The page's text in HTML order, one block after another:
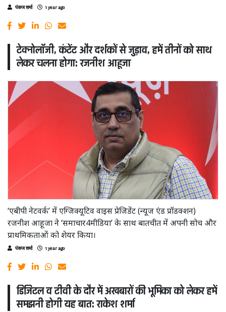
पंकज शर्मा 1 year ago
टेक्नोलॉजी, कंटेंट और दर्शकों से जुड़ाव, हमें तीनों को साथ
लेकर चलना होगा: रजनीश आहूजा
‘एबीपी नेटवर्क’ में एग्जिक्यूटिव वाइस प्रेजिडेंट (न्यूज एंड प्रॉडक्शन)
रजनीश आहूजा ने ‘समाचार4मीडिया’ के साथ बातचीत में अपनी सोच और
प्राथमिकताओं को शेयर किया।
पंकज शर्मा 1 year ago
डिजिटल व टीवी के दौर में अखबारों की भूमिका को लेकर हमें
समझनी होगी यह बात: राकेश शर्मा